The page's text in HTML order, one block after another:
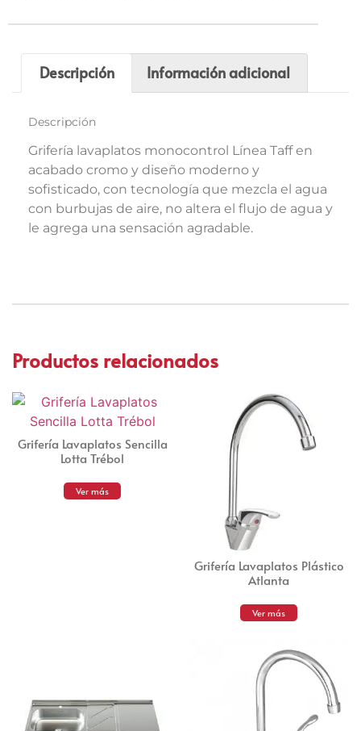
Descripción Información adicional
Descripción
Grifería lavaplatos monocontrol Línea Taff en
acabado cromo y diseño moderno y
sofisticado, con tecnología que mezcla el agua
con burbujas de aire, no altera el flujo de agua y
le agrega una sensación agradable.
Productos relacionados
Grifería Lavaplatos Sencilla
Lotta Trébol
Ver más
Grifería Lavaplatos Plástico
Atlanta
Ver más